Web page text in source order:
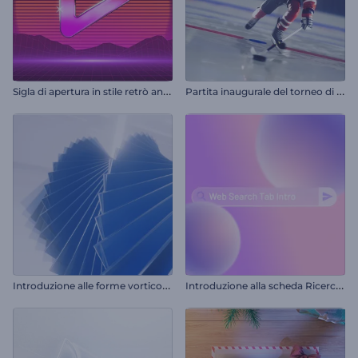
S
igla di apertura in stile retrò anni '80 P
artita inaugurale del torneo di hockey
I
ntroduzione alle forme vorticose e spigolose I
ntroduzione alla scheda Ricerca Web